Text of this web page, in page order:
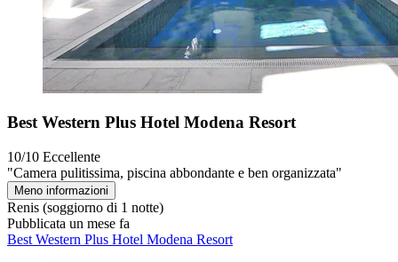
Best Western Plus Hotel Modena Resort
10/10 Eccellente
"Camera pulitissima, piscina abbondante e ben organizzata"
Meno informazioni
Renis (soggiorno di 1 notte)
Pubblicata un mese fa
Best Western Plus Hotel Modena Resort